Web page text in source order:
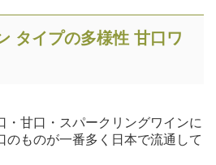
タイプの多様性 甘口ワ
・甘口・スパークリングワインに
のものが一番多く日本で流通して